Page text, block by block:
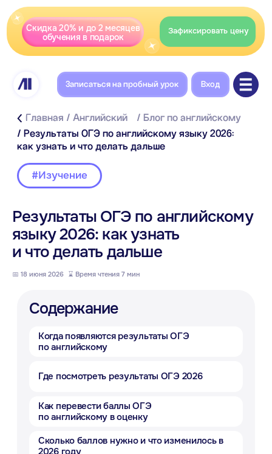
Зафиксировать цену
Скидка 20% и до 2 месяцев
обучения в подарок
Главная / Английский
/ Блог по английскому
/ Результаты ОГЭ по английскому языку 2026:
Результаты ОГЭ по английскому
языку 2026: как узнать
и что делать дальше
📅 18 июня 2026 ⌛ Время чтения 7 мин
Содержание
Когда появляются результаты ОГЭ
по английскому
Сколько баллов нужно и что изменилось в
Что делать после получения результата